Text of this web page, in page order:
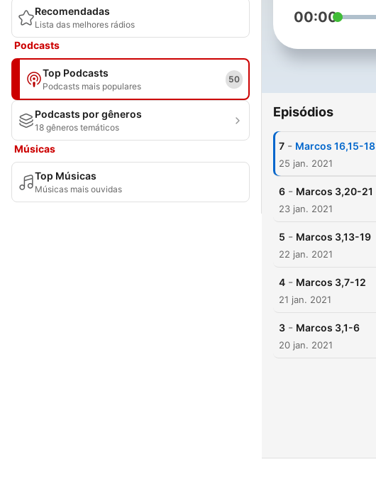
Recomendadas
Lista das melhores rádios
Podcasts
Top Podcasts
Podcasts mais populares
50
Podcasts por gêneros
18 gêneros temáticos
Músicas
Top Músicas
Músicas mais ouvidas
00:00
Episódios
7 - Marcos 16,15-18
25 jan. 2021
6 - Marcos 3,20-21
23 jan. 2021
5 - Marcos 3,13-19
22 jan. 2021
4 - Marcos 3,7-12
21 jan. 2021
3 - Marcos 3,1-6
20 jan. 2021